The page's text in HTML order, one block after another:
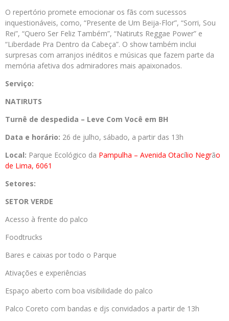
O repertório promete emocionar os fãs com sucessos
inquestionáveis, como, “Presente de Um Beija-Flor”, “Sorri, Sou
Rei”, “Quero Ser Feliz Também”, “Natiruts Reggae Power” e
“Liberdade Pra Dentro da Cabeça”. O show também inclui
surpresas com arranjos inéditos e músicas que fazem parte da
memória afetiva dos admiradores mais apaixonados.
Serviço:
NATIRUTS
Turnê de despedida – Leve Com Você em BH
Data e horário: 26 de julho, sábado, a partir das 13h
Local: Parque Ecológico da Pampulha – Avenida Otacílio Negrão
de Lima, 6061
Setores:
SETOR VERDE
Acesso à frente do palco
Foodtrucks
Bares e caixas por todo o Parque
Ativações e experiências
Espaço aberto com boa visibilidade do palco
Palco Coreto com bandas e djs convidados a partir de 13h